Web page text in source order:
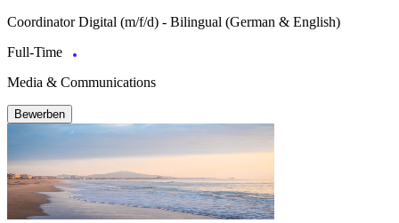
Coordinator Digital (m/f/d) - Bilingual (German & English)
Full-Time
Media & Communications
Bewerben